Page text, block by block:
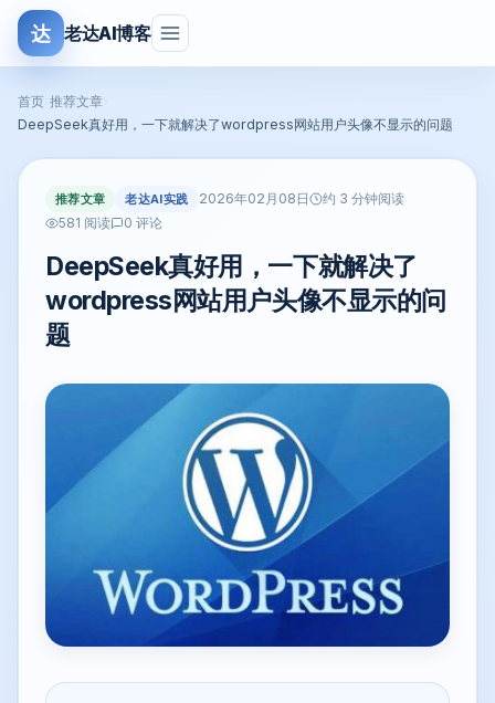
达 老达AI博客
首页 推荐文章
DeepSeek真好用，一下就解决了wordpress网站用户头像不显示的问题
推荐文章 老达AI实践 2026年02月08日
约 3 分钟阅读
581 阅读
0 评论
DeepSeek真好用，一下就解决了
wordpress网站用户头像不显示的问
题